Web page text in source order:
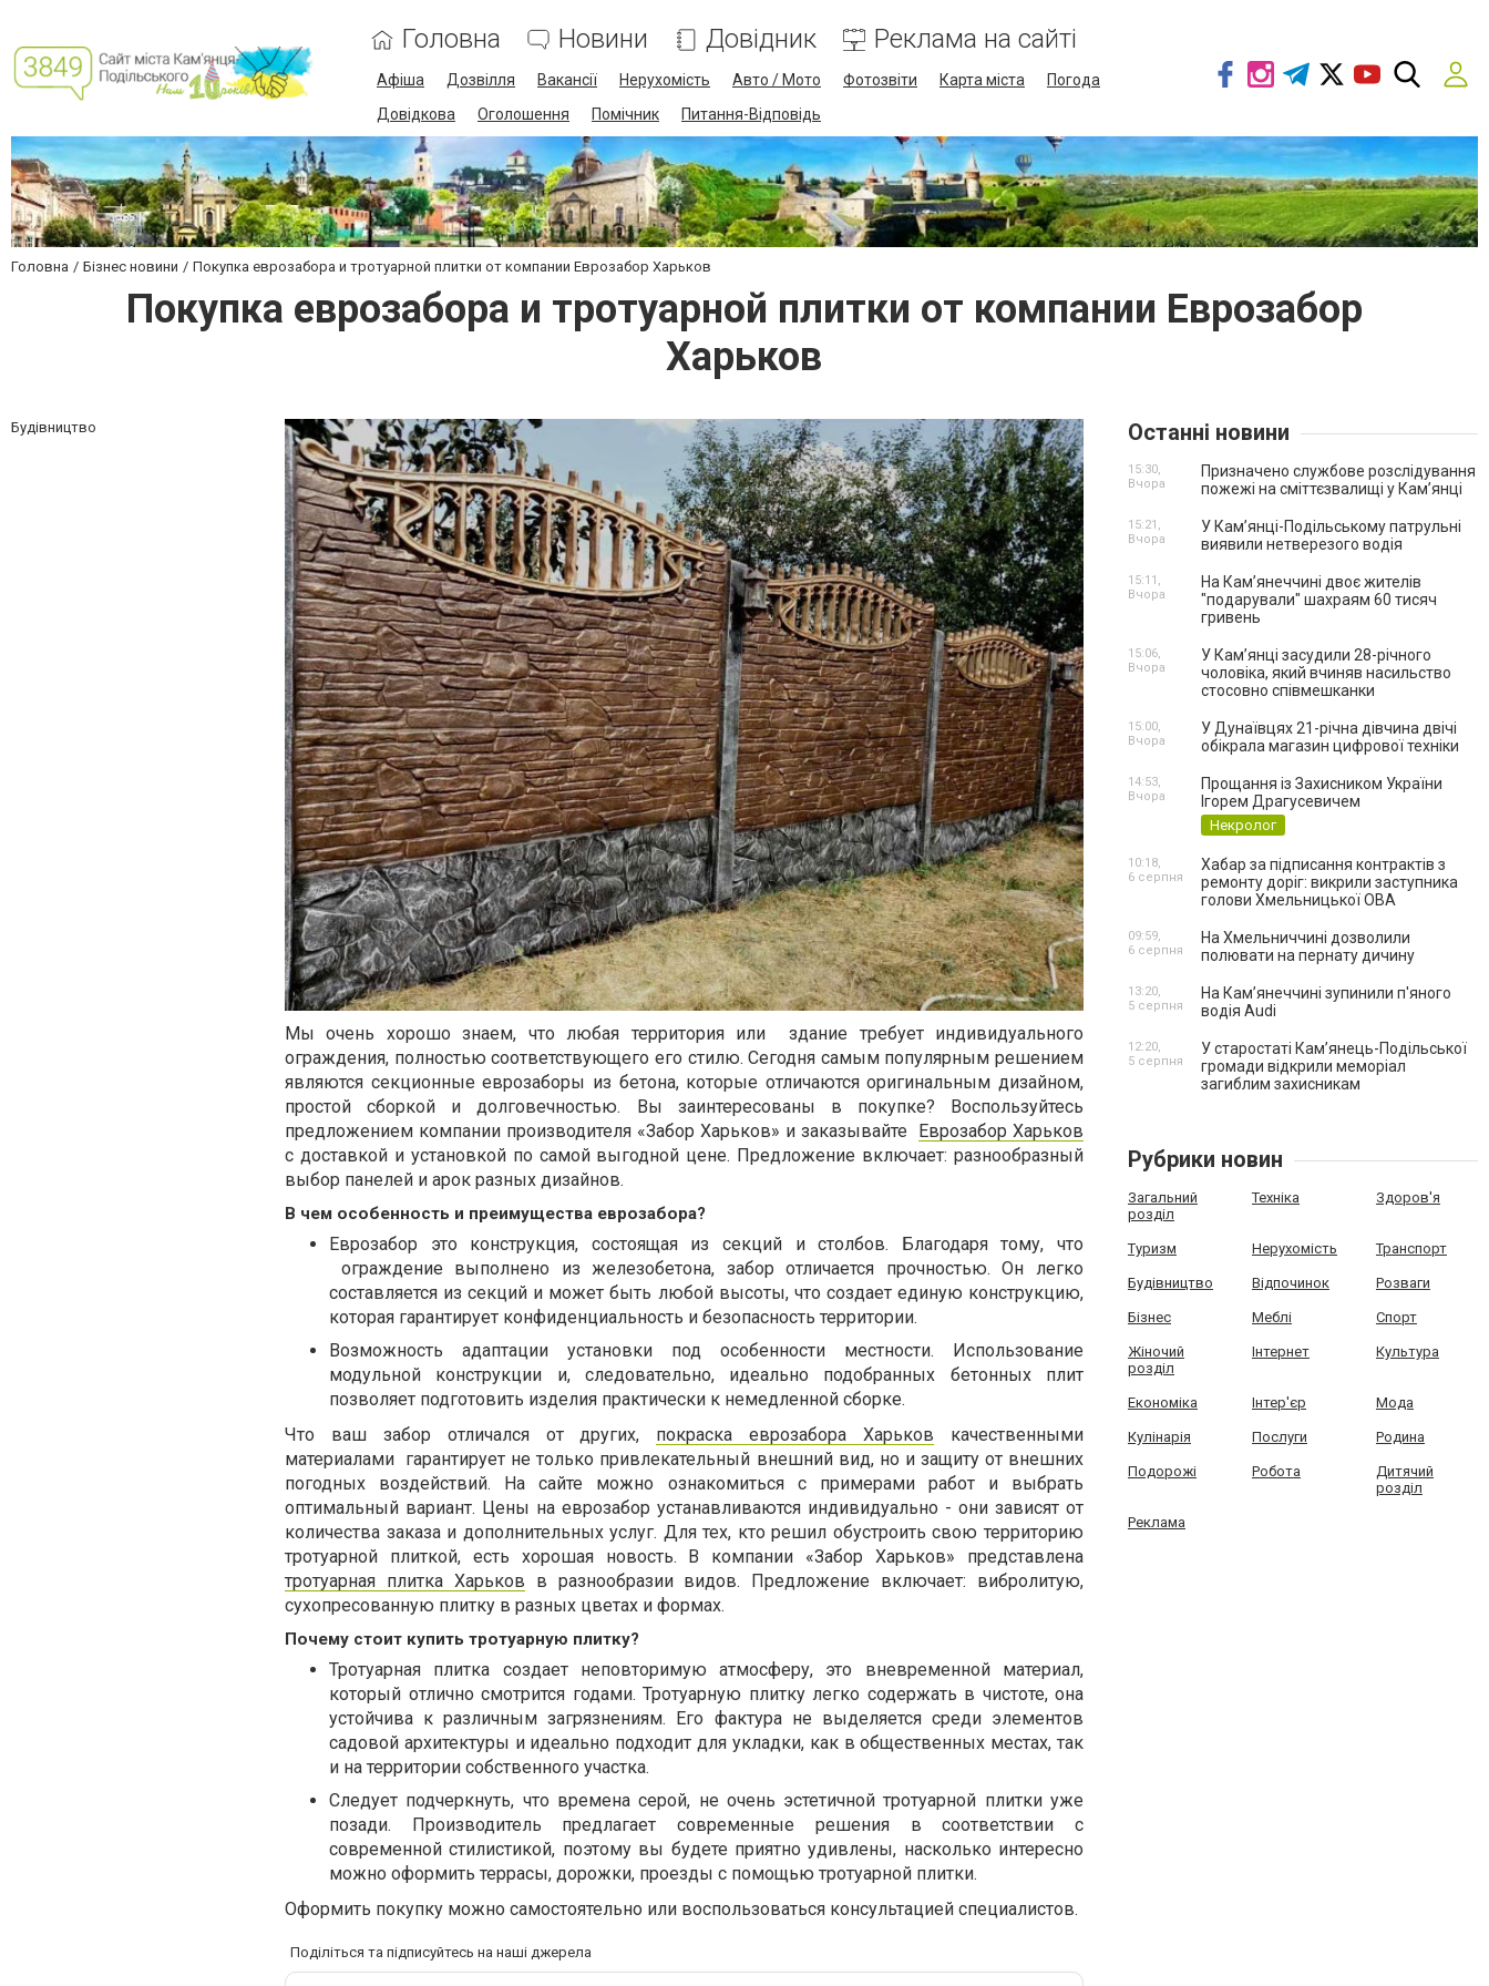
Головна Новини Довідник Реклама на сайті
Афіша Дозвілля Вакансії Нерухомість Авто / Мото Фотозвіти Карта міста
Погода
Довідкова
Оголошення Помічник Питання-Відповідь
Головна Бізнес новини Покупка еврозабора и тротуарной плитки от компании Еврозабор Харьков
Покупка еврозабора и тротуарной плитки от компании Еврозабор
Харьков
Будівництво
Мы очень хорошо знаем, что любая территория или
здание требует индивидуального
ограждения, полностью соответствующего его стилю. Сегодня самым популярным решением
являются секционныееврозаборы из бетона, которые отличаются оригинальным дизайном,
простой сборкой и долговечностью. Вы заинтересованы в покупке? Воспользуйтесь
предложением компании производителя «Забор Харьков» и заказывайте
Еврозабор Харьков
с доставкой и установкой по самой выгодной цене. Предложение включает: разнообразный
выбор панелей и арок разных дизайнов.
В чем особенность и преимущества еврозабора?
Еврозабор это конструкция, состоящая из секций и столбов. Благодаря тому, что
ограждение выполнено из железобетона, забор отличается прочностью. Он легко
составляется из секций и может быть любой высоты, что создает единую конструкцию,
которая гарантирует конфиденциальность и безопасность территории.
Возможность адаптации установки под особенности местности. Использование
модульной конструкции и, следовательно, идеально подобранных бетонных плит
позволяет подготовить изделия практически к немедленной сборке.
Что ваш забор отличался от других, покраска еврозабора Харьков качественными
материалами гарантирует не только привлекательный внешний вид, но и защиту от внешних
погодных воздействий. На сайте можно ознакомиться с примерами работ и выбрать
оптимальный вариант. Цены на еврозабор устанавливаются индивидуально - они зависят от
количества заказа и дополнительных услуг. Для тех, кто решил обустроить свою территорию
тротуарной плиткой, есть хорошая новость. В компании «Забор Харьков» представлена
тротуарная плитка Харьков в разнообразии видов. Предложение включает: вибролитую,
сухопресованную плитку в разных цветах и формах.
Почему стоит купить тротуарную плитку?
Тротуарная плитка создает неповторимую атмосферу, это вневременной материал,
который отлично смотрится годами. Тротуарную плитку легко содержать в чистоте, она
устойчива к различным загрязнениям. Его фактура не выделяется среди элементов
садовой архитектуры и идеально подходит для укладки, как в общественных местах, так
и на территории собственного участка.
Следует подчеркнуть, что времена серой, не очень эстетичной тротуарной плитки уже
позади. Производитель предлагает современные решения в соответствии с
современной стилистикой, поэтому вы будете приятно удивлены, насколько интересно
можно оформить террасы, дорожки, проезды с помощью тротуарной плитки.
Оформить покупку можно самостоятельно или воспользоваться консультацией специалистов.
Поділіться та підписуйтесь на наші джерела
Останні новини
Призначено службове розслідування
пожежі на сміттєзвалищі у Кам’янці
15:30,
Вчора
У Кам’янці-Подільському патрульні
виявили нетверезого водія
15:21,
Вчора
На Камʼянеччині двоє жителів
"подарували" шахраям 60 тисяч
гривень
15:11,
Вчора
У Камʼянці засудили 28-річного
чоловіка, який вчиняв насильство
стосовно співмешканки
15:06,
Вчора
У Дунаївцях 21-річна дівчина двічі
обікрала магазин цифрової техніки
15:00,
Вчора
Прощання із Захисником України
Ігорем Драгусевичем
Некролог
14:53,
Вчора
Хабар за підписання контрактів з
ремонту доріг: викрили заступника
голови Хмельницької ОВА
10:18,
6 серпня
На Хмельниччині дозволили
полювати на пернату дичину
09:59,
6 серпня
На Камʼянеччині зупинили п'яного
водія Audi
13:20,
5 серпня
У старостаті Кам’янець-Подільської
громади відкрили меморіал
загиблим захисникам
12:20,
5 серпня
Рубрики новин
Загальний
розділ
Техніка Здоров'я
Туризм Нерухомість Транспорт
Будівництво Відпочинок Розваги
Бізнес Меблі Спорт
Жіночий
розділ
Інтернет Культура
Економіка Інтер'єр Мода
Кулінарія Послуги Родина
Подорожі Робота
Дитячий
розділ
Реклама